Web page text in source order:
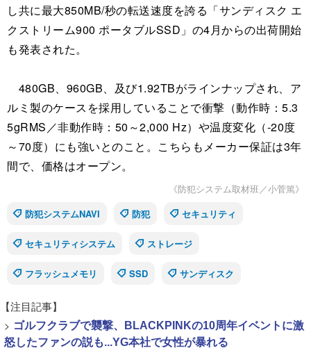
し共に最大850MB/秒の転送速度を誇る「サンディスク エ
クストリーム900 ポータブルSSD」の4月からの出荷開始
も発表された。
480GB、960GB、及び1.92TBがラインナップされ、ア
ルミ製のケースを採用していることで衝撃（動作時：5.3
5gRMS／非動作時：50～2,000 Hz）や温度変化（-20度
～70度）にも強いとのこと。こちらもメーカー保証は3年
間で、価格はオープン。
《防犯システム取材班／小菅篤》
防犯システムNAVI
防犯 セキュリティ
セキュリティシステム ストレージ
フラッシュメモリ SSD サンディスク
【注目記事】
> ゴルフクラブで襲撃、BLACKPINKの10周年イベントに激
怒したファンの説も...YG本社で女性が暴れる